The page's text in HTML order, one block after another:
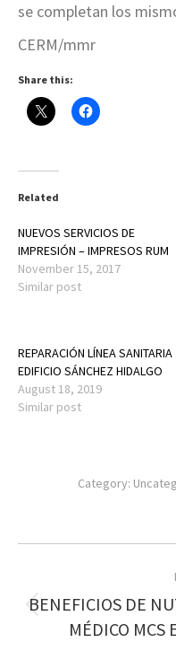
se completan los
CERM/mmr
Share this:
Related
NUEVOS SERVICIOS DE
IMPRESIÓN – IMPRESOS RUM
November 15, 2017
Similar post
REPARACIÓN LÍNEA SANITARIA
EDIFICIO SÁNCHEZ HIDALGO
August 18, 2019
Similar post
Category:
navigation
BENEFICIOS DE
MÉDICO MCS